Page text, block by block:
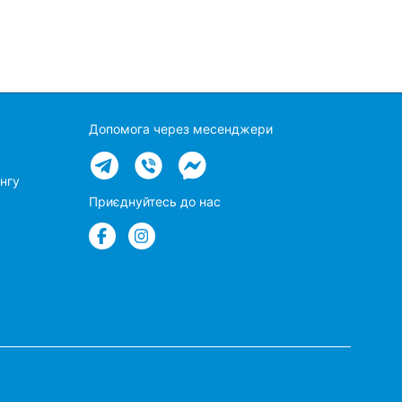
Допомога через месенджери
Приєднуйтесь до нас